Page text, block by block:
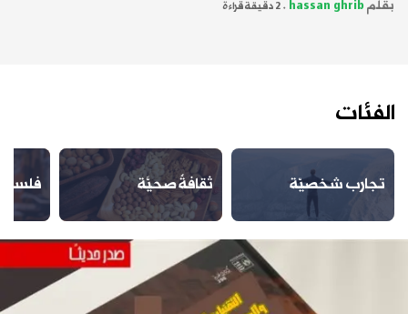
بقلمhassan ghrib
.2 دقيقة قراءة
الفئات
تجارب شخصيّة ثقافةٌ صحيَّة